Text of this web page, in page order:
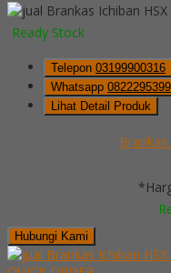
Ready Stock
Telepon 03199900316
Whatsapp
Lihat Detail Produk
Brankas
Hubungi Kami